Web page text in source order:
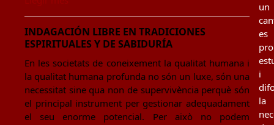
INDAGACIÓN LIBRE EN TRADICIONES
ESPIRITUALES Y DE SABIDURÍA
En les societats de coneixement la qualitat humana i
la qualitat humana profunda no són un luxe, són una
necessitat sine qua non de supervivència perquè són
el principal instrument per gestionar adequadament
el seu enorme potencial. Per això no podem
un
es
i
la